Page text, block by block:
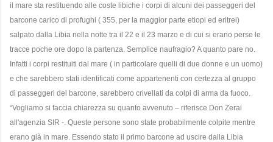
il mare sta restituendo alle coste libiche i corpi di alcuni dei passeggeri del
barcone carico di profughi ( 355, per la maggior parte etiopi ed eritrei)
salpato dalla Libia nella notte tra il 22 e il 23 marzo e di cui si erano perse le
tracce poche ore dopo la partenza. Semplice naufragio? A quanto pare no.
Infatti i corpi restituiti dal mare ( in particolare quelli di due donne e un uomo)
e che sarebbero stati identificati come appartenenti con certezza al gruppo
di passeggeri del barcone, sarebbero crivellati da colpi di arma da fuoco.
“Vogliamo si faccia chiarezza su quanto avvenuto – riferisce Don Zerai
all'agenzia SIR -. Queste persone sono state probabilmente colpite mentre
erano già in mare. Essendo stato il primo barcone ad uscire dalla Libia